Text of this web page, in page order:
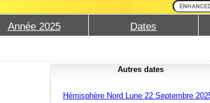
Année 2025 Dates
Autres dates
Hémisphère Nord Lune 22 Septembre